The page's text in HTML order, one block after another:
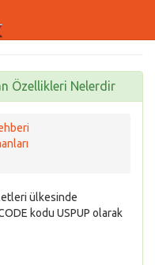
Özellikleri Nelerdir
ülkesinde
kodu USPUP olarak